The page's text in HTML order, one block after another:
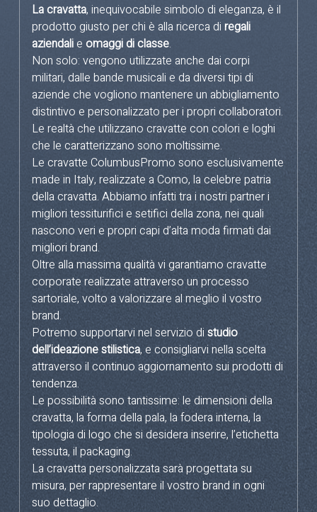
La cravatta, inequivocabile simbolo di eleganza, è il
prodotto giusto per chi è alla ricerca di regali
aziendalie omaggi di classe.
Non solo: vengono utilizzate anche dai corpi
militari, dalle bande musicali e da diversi tipi di
aziende che vogliono mantenere un abbigliamento
distintivo e personalizzato per i propri collaboratori.
Le realtà che utilizzano cravatte con colori e loghi
che le caratterizzano sono moltissime.
Le cravatte ColumbusPromo sono esclusivamente
made in Italy, realizzate a Como, la celebre patria
della cravatta. Abbiamo infatti tra i nostri partner i
migliori tessiturifici e setifici della zona, nei quali
nascono veri e propri capi d’alta moda firmati dai
migliori brand.
Oltre alla massima qualità vi garantiamo cravatte
corporate realizzate attraverso un processo
sartoriale, volto a valorizzare al meglio il vostro
brand.
Potremo supportarvi nel servizio di studio
dell’ideazione stilistica, e consigliarvi nella scelta
attraverso il continuo aggiornamento sui prodotti di
tendenza.
Le possibilità sono tantissime: le dimensioni della
cravatta, la forma della pala, la fodera interna, la
tipologia di logo che si desidera inserire, l’etichetta
tessuta, il packaging.
La cravatta personalizzata sarà progettata su
misura, per rappresentare il vostro brand in ogni
suo dettaglio.